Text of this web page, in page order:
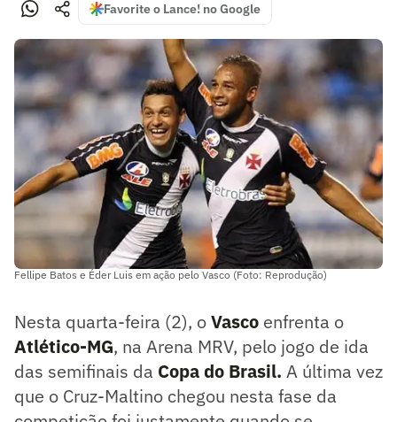
Favorite o Lance! no Google
Fellipe Batos e Éder Luis em ação pelo Vasco (Foto: Reprodução)
Nesta quarta-feira (2), oVasco enfrenta o
Atlético-MG, na Arena MRV, pelo jogo de ida
das semifinais da Copa do Brasil. A última vez
que o Cruz-Maltino chegou nesta fase da